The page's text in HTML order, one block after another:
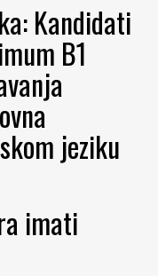
: Kandidati
B1
jeziku
imati